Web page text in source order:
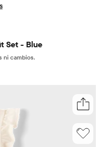
Set - Blue
ni cambios.